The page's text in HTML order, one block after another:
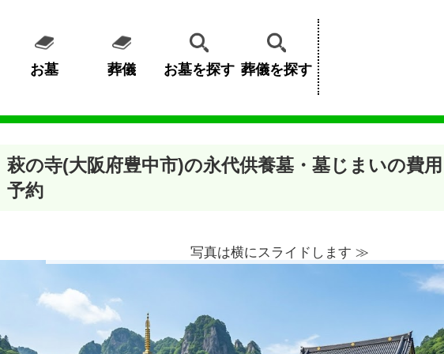
お墓 葬儀 お墓を探す 葬儀を探す
萩の寺(大阪府豊中市)の永代供養墓・墓じまいの費
予約
写真は横にスライドします ≫︎